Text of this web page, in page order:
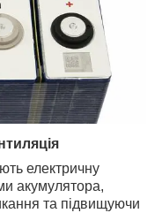
електричну
акумулятора,
та підвищуючи